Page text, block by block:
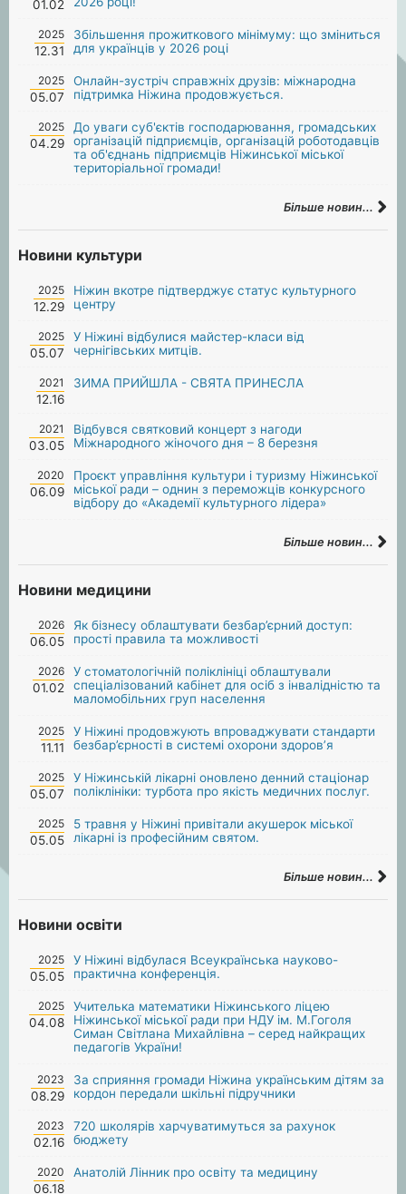
01.02
2025
12.31
Збільшення прожиткового мінімуму: що зміниться
для українців у 2026 році
2025
05.07
Онлайн-зустріч справжніх друзів: міжнародна
підтримка Ніжина продовжується.
2025
04.29
До уваги суб'єктів господарювання, громадських
організацій підприємців, організацій роботодавців
та об'єднань підприємців Ніжинської міської
територіальної громади!
Більше новин...
Новини культури
2025
12.29
Ніжин вкотре підтверджує статус культурного
центру
2025
05.07
У Ніжині відбулися майстер-класи від
чернігівських митців.
2021
12.16
ЗИМА ПРИЙШЛА - СВЯТА ПРИНЕСЛА
2021
03.05
Відбувся святковий концерт з нагоди
Міжнародного жіночого дня – 8 березня
2020
06.09
Проєкт управління культури і туризму Ніжинської
міської ради – однин з переможців конкурсного
відбору до «Академії культурного лідера»
Більше новин...
Новини медицини
2026
06.05
Як бізнесу облаштувати безбар’єрний доступ:
прості правила та можливості
2026
01.02
У стоматологічній поліклініці облаштували
спеціалізований кабінет для осіб з інвалідністю та
маломобільних груп населення
2025
11.11
У Ніжині продовжують впроваджувати стандарти
безбар’єрності в системі охорони здоров’я
2025
05.07
У Ніжинській лікарні оновлено денний стаціонар
поліклініки: турбота про якість медичних послуг.
2025
05.05
5 травня у Ніжині привітали акушерок міської
лікарні із професійним святом.
Більше новин...
Новини освіти
2025
05.05
У Ніжині відбулася Всеукраїнська науково-
практична конференція.
2025
04.08
Учителька математики Ніжинського ліцею
Ніжинської міської ради при НДУ ім. М.Гоголя
Симан Світлана Михайлівна – серед найкращих
педагогів України!
2023
08.29
За сприяння громади Ніжина українським дітям за
кордон передали шкільні підручники
2023
02.16
720 школярів харчуватимуться за рахунок
бюджету
2020
06.18
Анатолій Лінник про освіту та медицину